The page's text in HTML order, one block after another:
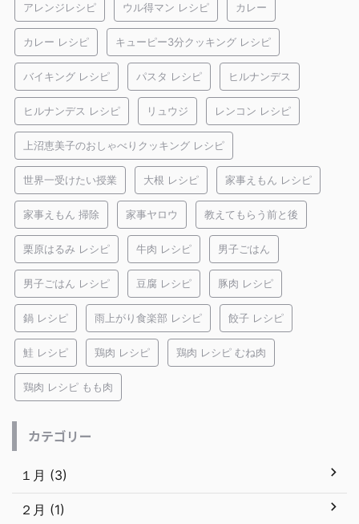
アレンジレシピ ウル得マン レシピ カレー
カレー レシピ キューピー3分クッキング レシピ
バイキング レシピ パスタ レシピ ヒルナンデス
ヒルナンデス レシピ リュウジ レンコン レシピ
上沼恵美子のおしゃべりクッキング レシピ
世界一受けたい授業 大根 レシピ 家事えもん レシピ
家事えもん 掃除 家事ヤロウ 教えてもらう前と後
栗原はるみ レシピ 牛肉 レシピ 男子ごはん
男子ごはん レシピ 豆腐 レシピ 豚肉 レシピ
鍋 レシピ 雨上がり食楽部 レシピ 餃子 レシピ
鮭 レシピ 鶏肉 レシピ 鶏肉 レシピ むね肉
鶏肉 レシピ もも肉
カテゴリー
１月 (3)
２月 (1)